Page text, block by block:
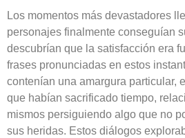
Los momentos más devastadores
personajes finalmente conseguían
descubrían que la satisfacción era
frases pronunciadas en estos
contenían una amargura particular,
que habían sacrificado tiempo,
mismos persiguiendo algo que no
sus heridas. Estos diálogos